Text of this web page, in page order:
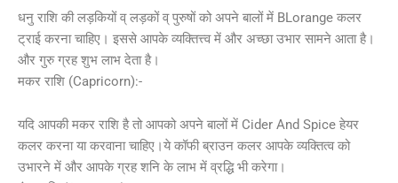
धनु राशि की लड़कियों व् लड़कों व् पुरुषों को अपने बालों में BLorange कलर
ट्राई करना चाहिए। इससे आपके व्यक्तित्त्व में और अच्छा उभार सामने आता है।
और गुरु ग्रह शुभ लाभ देता है।
मकर राशि (Capricorn):-
यदि आपकी मकर राशि है तो आपको अपने बालों में Cider And Spice हेयर
कलर करना या करवाना चाहिए।ये कॉफी ब्राउन कलर आपके व्यक्तित्व को
उभारने में और आपके ग्रह शनि के लाभ में व्रद्धि भी करेगा।